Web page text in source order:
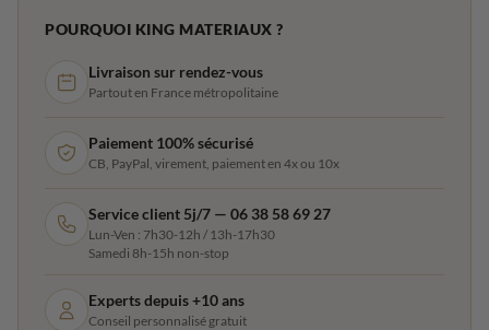
POURQUOI KING MATERIAUX ?
Livraison sur rendez-vous
Partout en France métropolitaine
Paiement 100% sécurisé
CB, PayPal, virement, paiement en 4x ou 10x
Service client 5j/7 — 06 38 58 69 27
Lun-Ven : 7h30-12h / 13h-17h30
Samedi 8h-15h non-stop
Experts depuis +10 ans
Conseil personnalisé gratuit